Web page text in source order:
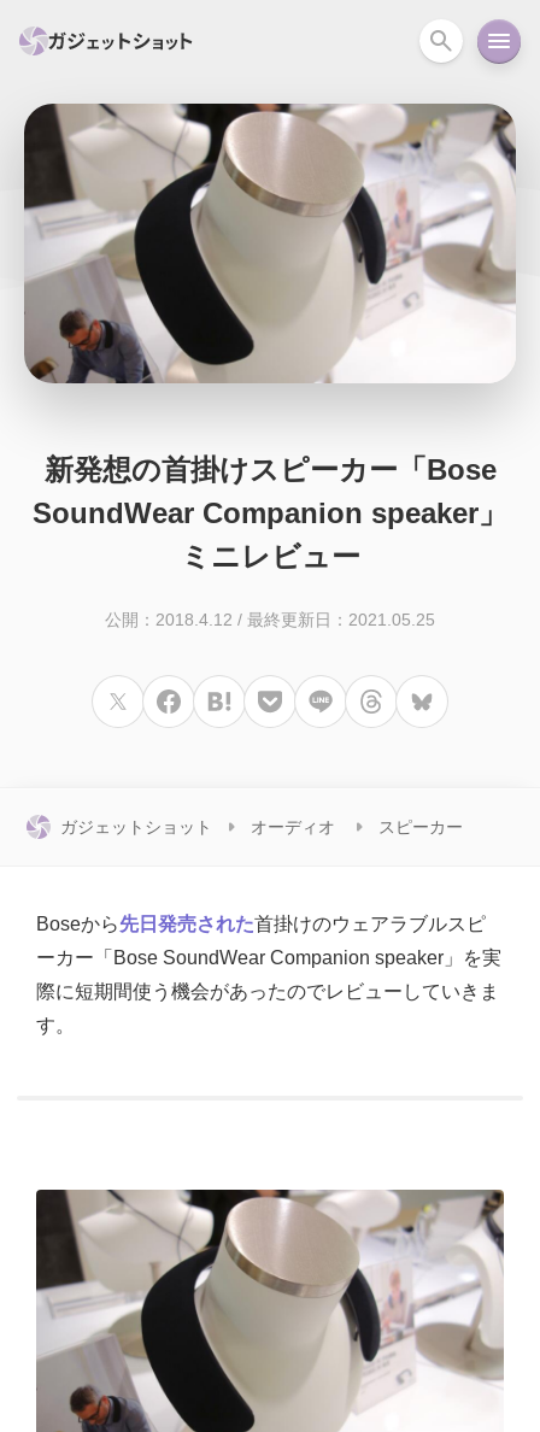
すべて スマホ カメラ ウェアラ
セール情報 スマートホーム アクションカメラ カメラ
iPhone
ガイド ニュース オーディオ 周辺機器
新発想の首掛けスピーカー「Bose
SoundWear Companion speaker」
ミニレビュー
公開：2018.4.12 / 最終更新日：2021.05.25
ガジェットショット オーディオ スピーカー
Boseから先日発売された首掛けのウェアラブルスピ
ーカー「Bose SoundWear Companion speaker」を実
際に短期間使う機会があったのでレビューしていきま
す。